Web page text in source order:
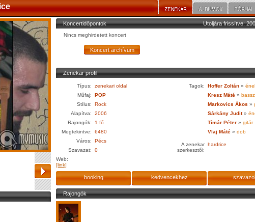
Utoljára frissítve:
Koncertidőpontok
Nincs meghirdetett koncert
Zenekar profil
Típus:
zenekari oldal
Műfaj:
POP
Stílus:
Rock
Alapítva:
2006
Rajongók:
1 fő
Megtekintve:
6480
Város:
Pécs
Szavazat:
0
Web:
[link]
Tagok: Hoffer Zoltán »
Kresz Máté »
Markovics Ákos »
Sárkány Judit »
Tímár Péter » gitár
Vlaj Máté » dob
A zenekar
szerkesztői:
hardrice
booking kedvencekhez
Rajongók